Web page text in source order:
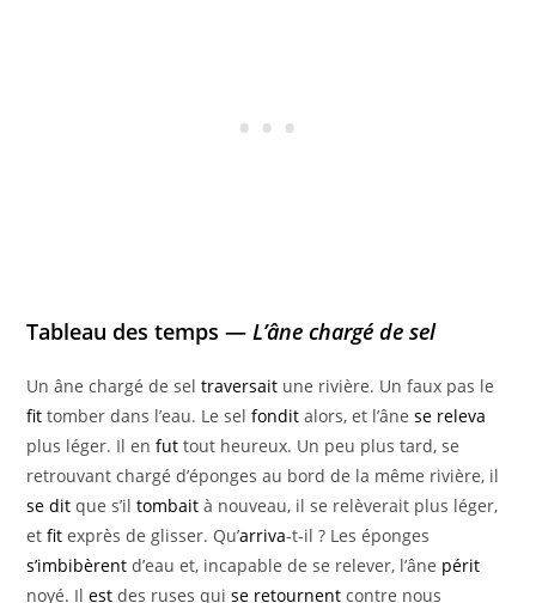
Tableau des temps —L’âne chargé de sel
Un âne chargé de seltraversait une rivière. Un faux pas le
fit tomber dans l’eau. Le selfondit alors, et l’ânese releva
plus léger. Il enfut tout heureux. Un peu plus tard, se
retrouvant chargé d’éponges au bord de la même rivière, il
se dit que s’iltombait à nouveau, il se relèverait plus léger,
etfit exprès de glisser. Qu’arriva-t-il ? Les éponges
s’imbibèrent d’eau et, incapable de se relever, l’âne périt
noyé. Ilest des ruses quise retournent contre nous